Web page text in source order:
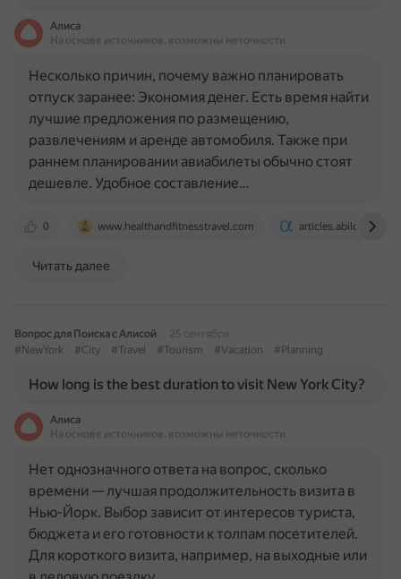
Алиса
На основе источников, возможны неточности
0 www.healthandfitnesstravel.com articles.abilogic.com
Несколько причин, почему важно планировать
отпуск заранее: Экономия денег. Есть время найти
лучшие предложения по размещению,
развлечениям и аренде автомобиля. Также при
раннем планировании авиабилеты обычно стоят
дешевле. Удобное составление…
Читать далее
Вопрос для Поиска с Алисой
25 сентября
#NewYork
#City #Travel #Tourism #Vacation #Planning
How long is the best duration to visit New York City?
Алиса
На основе источников, возможны неточности
Нет однозначного ответа на вопрос, сколько
времени — лучшая продолжительность визита в
Нью-Йорк. Выбор зависит от интересов туриста,
бюджета и его готовности к толпам посетителей.
Для короткого визита, например, на выходные или